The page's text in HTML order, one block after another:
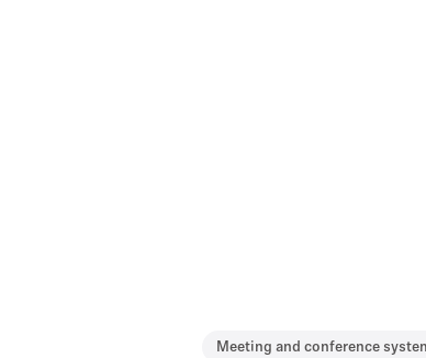
Meeting and conference